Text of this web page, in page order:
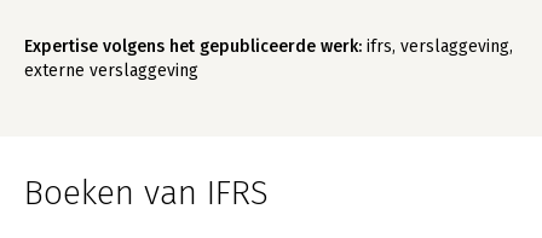
Expertise volgens het gepubliceerde werk: ifrs, verslaggeving,
externe verslaggeving
Boeken van IFRS